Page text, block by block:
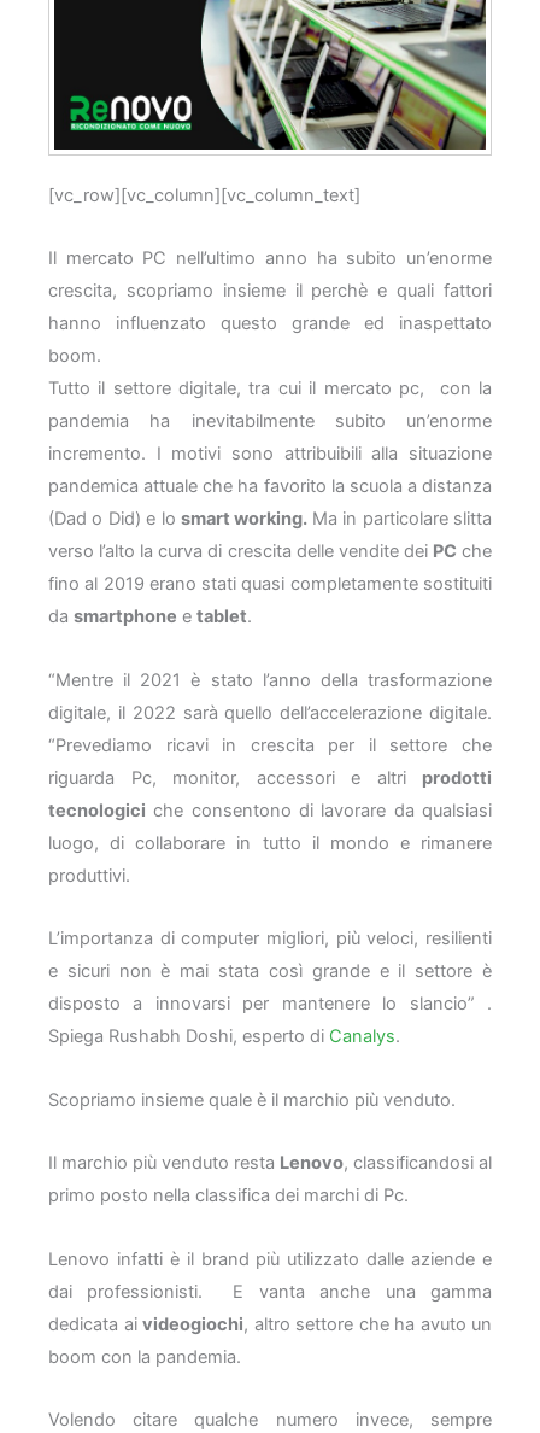
[vc_row][vc_column][vc_column_text]
Il mercato PC nell’ultimo anno ha subito un’enorme
crescita, scopriamo insieme il perchè e quali fattori
hanno influenzato questo grande ed inaspettato
boom.
Tutto il settore digitale, tra cui il mercato pc, con la
pandemia ha inevitabilmente subito un’enorme
incremento. I motivi sono attribuibili alla situazione
pandemica attuale che ha favorito la scuola a distanza
(Dad o Did) e lo smart working. Ma in particolare slitta
verso l’alto la curva di crescita delle vendite dei PC che
fino al 2019 erano stati quasi completamente sostituiti
da smartphone e tablet.
“Mentre il 2021 è stato l’anno della trasformazione
digitale, il 2022 sarà quello dell’accelerazione digitale.
“Prevediamo ricavi in crescita per il settore che
riguarda Pc, monitor, accessori e altri prodotti
tecnologici che consentono di lavorare da qualsiasi
luogo, di collaborare in tutto il mondo e rimanere
produttivi.
L’importanza di computer migliori, più veloci, resilienti
e sicuri non è mai stata così grande e il settore è
disposto a innovarsi per mantenere lo slancio” .
Spiega Rushabh Doshi, esperto di Canalys.
Scopriamo insieme quale è il marchio più venduto.
Il marchio più venduto resta Lenovo, classificandosi al
primo posto nella classifica dei marchi di Pc.
Lenovo infatti è il brand più utilizzato dalle aziende e
dai professionisti. E vanta anche una gamma
dedicata ai videogiochi, altro settore che ha avuto un
boom con la pandemia.
Volendo citare qualche numero invece, sempre